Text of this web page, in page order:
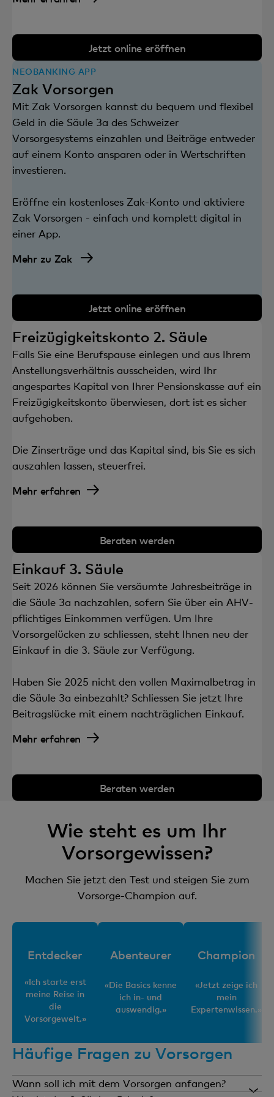
Jetzt online eröffnen
NEOBANKING APP
Zak Vorsorgen
Mit Zak Vorsorgen kannst du bequem und flexibel
Geld in die Säule 3a des Schweizer
Vorsorgesystems einzahlen und Beiträge entweder
auf einem Konto ansparen oder in Wertschriften
investieren.
Eröffne ein kostenloses Zak-Konto und aktiviere
Zak Vorsorgen - einfach und komplett digital in
einer App.
Mehr zu Zak
Jetzt online eröffnen
Freizügigkeitskonto 2. Säule
Falls Sie eine Berufspause einlegen und aus Ihrem
Anstellungsverhältnis ausscheiden, wird Ihr
angespartes Kapital von Ihrer Pensionskasse auf ein
Freizügigkeitskonto überwiesen, dort ist es sicher
aufgehoben.
Die Zinserträge und das Kapital sind, bis Sie es sich
auszahlen lassen, steuerfrei.
Mehr erfahren
Beraten werden
Einkauf 3. Säule
Seit 2026 können Sie versäumte Jahresbeiträge in
die Säule 3a nachzahlen, sofern Sie über ein AHV-
pflichtiges Einkommen verfügen. Um Ihre
Vorsorgelücken zu schliessen, steht Ihnen neu der
Einkauf in die 3. Säule zur Verfügung.
Haben Sie 2025 nicht den vollen Maximalbetrag in
die Säule 3a einbezahlt? Schliessen Sie jetzt Ihre
Beitragslücke mit einem nachträglichen Einkauf.
Mehr erfahren
Beraten werden
Wie steht es um Ihr
Vorsorgewissen?
Machen Sie jetzt den Test und steigen Sie zum
Vorsorge-Champion auf.
Entdecker
«Ich starte erst
meine Reise in
die
Vorsorgewelt.»
Abenteurer
«Die Basics kenne
ich in- und
auswendig.»
Champion
«Jetzt zeige ich
mein
Expertenwissen.»
Häufige Fragen zu Vorsorgen
Wann soll ich mit dem Vorsorgen anfangen?